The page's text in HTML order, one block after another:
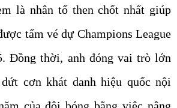
là nhân tố then chốt nhất giúp
tấm vé dự Champions League
Đồng thời, anh đóng vai trò lớn
cơn khát danh hiệu quốc nội